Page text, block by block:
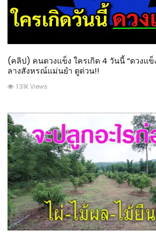
(คลิป) คนดวงแข็ง ใครเกิด 4 วันนี้ “ดวงแ
ลางสังหรณ์แม่นยำ ดูด่วน!!
1.31K Views